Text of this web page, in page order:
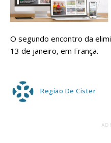
O segundo encontro da
13 de janeiro, em França.
Região De Cister
AD